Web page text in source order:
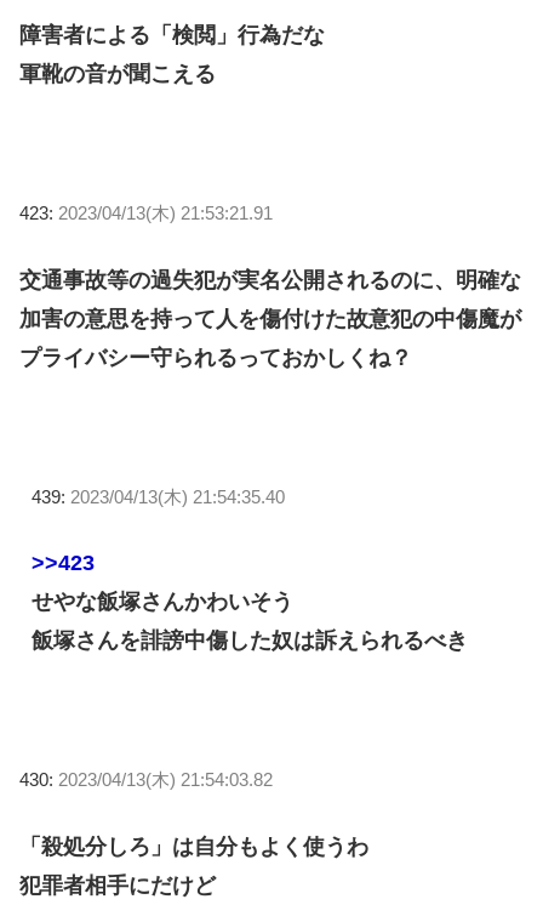
障害者による「検閲」行為だな
軍靴の音が聞こえる
423: 2023/04/13(木) 21:53:21.91
交通事故等の過失犯が実名公開されるのに、明確な
加害の意思を持って人を傷付けた故意犯の中傷魔が
プライバシー守られるっておかしくね？
439: 2023/04/13(木) 21:54:35.40
>>423
せやな飯塚さんかわいそう
飯塚さんを誹謗中傷した奴は訴えられるべき
430: 2023/04/13(木) 21:54:03.82
「殺処分しろ」は自分もよく使うわ
犯罪者相手にだけど